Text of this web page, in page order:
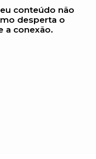
conteúdo não
desperta o
a conexão.